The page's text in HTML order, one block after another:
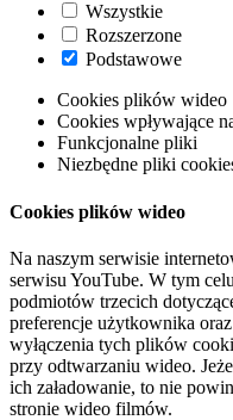
Wszystkie
Rozszerzone
Podstawowe
Cookies plików wideo
Cookies wpływające
Funkcjonalne pliki
Niezbędne pliki
Cookies plików wideo
Na naszym serwisie
serwisu YouTube. W tym
podmiotów trzecich
preferencje użytkownika
wyłączenia tych plików
przy odtwarzaniu wideo.
ich załadowanie, to nie
stronie wideo filmów.